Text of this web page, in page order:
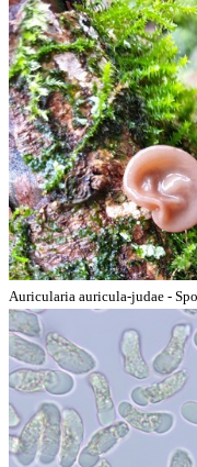
Auricularia auricula-judae -